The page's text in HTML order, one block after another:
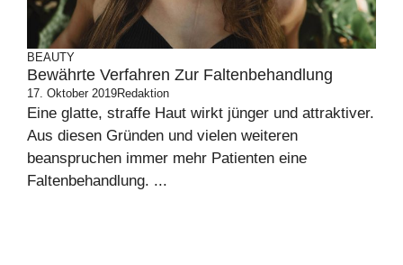
BEAUTY
Bewährte Verfahren Zur Faltenbehandlung
17. Oktober 2019Redaktion
Eine glatte, straffe Haut wirkt jünger und attraktiver.
Aus diesen Gründen und vielen weiteren
beanspruchen immer mehr Patienten eine
Faltenbehandlung. ...